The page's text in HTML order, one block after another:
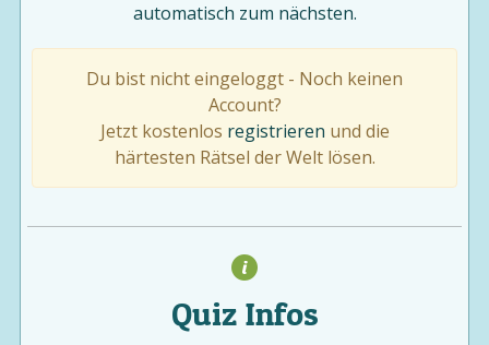
automatisch zum nächsten.
Du bist nicht eingeloggt - Noch keinen
Account?
Jetzt kostenlos registrieren und die
härtesten Rätsel der Welt lösen.
Quiz Infos